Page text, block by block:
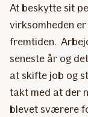
At beskytte sit
virksomheden
fremtiden.
seneste år og
at skifte job og
takt med at der
blevet sværere